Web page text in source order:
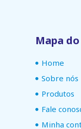
Mapa
Home
Sobre nós
Produtos
Fale
Minha